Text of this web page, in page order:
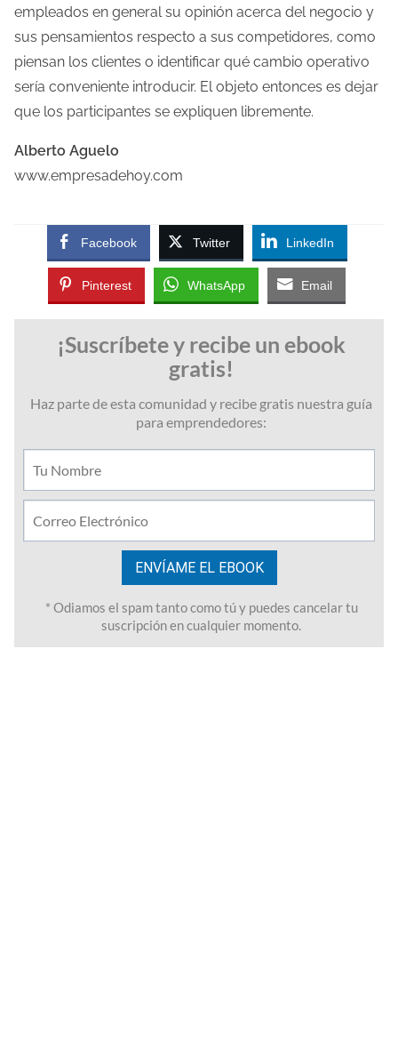
empleados en general su opinión acerca del negocio y
sus pensamientos respecto a sus competidores, como
piensan los clientes o identificar qué cambio operativo
sería conveniente introducir. El objeto entonces es dejar
que los participantes se expliquen libremente.
Alberto Aguelo
www.empresadehoy.com
Facebook Twitter LinkedIn
Pinterest WhatsApp Email